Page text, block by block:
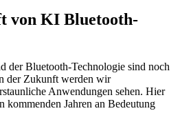
von KI Bluetooth-
der Bluetooth-Technologie sind noch
der Zukunft werden wir
Anwendungen sehen. Hier
kommenden Jahren an Bedeutung